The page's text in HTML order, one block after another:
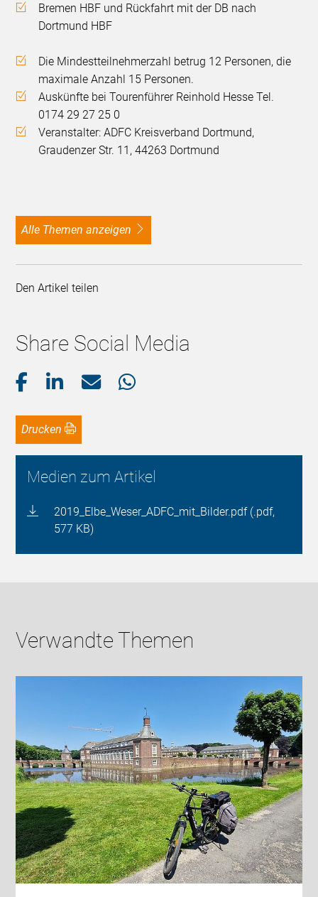
Bremen HBF und Rückfahrt mit der DB nach
Dortmund HBF
Die Mindestteilnehmerzahl betrug 12 Personen, die
maximale Anzahl 15 Personen.
Auskünfte bei Tourenführer Reinhold Hesse Tel.
0174 29 27 25 0
Veranstalter: ADFC Kreisverband Dortmund,
Graudenzer Str. 11, 44263 Dortmund
alle Themen anzeigen
Den Artikel teilen
Share Social Media
Drucken
Medien zum Artikel
2019_Elbe_Weser_ADFC_mit_Bilder.pdf (.pdf,
577 KB)
Verwandte Themen